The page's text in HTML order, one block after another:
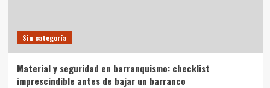
Sin categoría
Material y seguridad en barranquismo: checklist
imprescindible antes de bajar un barranco